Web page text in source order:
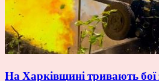
На Харківщині тривають